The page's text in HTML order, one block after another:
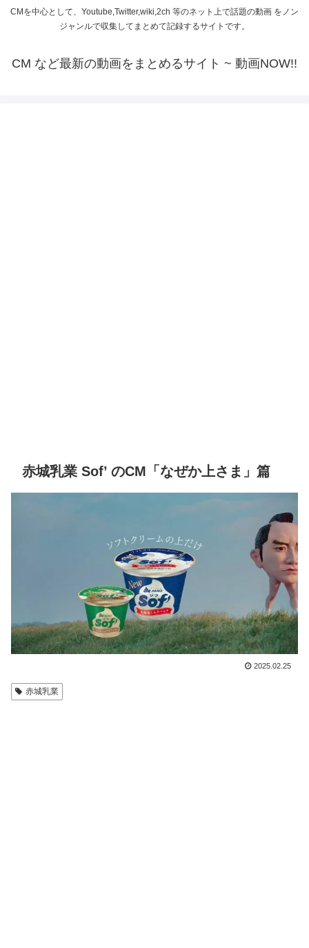
CMを中心として、Youtube,Twitter,wiki,2ch 等のネット上で話題の動画 をノン
ジャンルで収集してまとめて記録するサイトです。
CM など最新の動画をまとめるサイト ~ 動画NOW!!
赤城乳業 Sof’ のCM「なぜか上さま」篇
2025.02.25
赤城乳業